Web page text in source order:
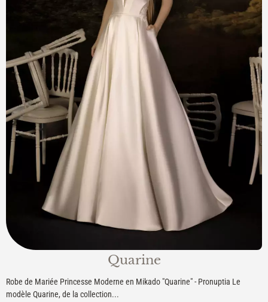
Quarine
Robe de Mariée Princesse Moderne en Mikado "Quarine" - Pronuptia Le
modèle Quarine, de la collection...